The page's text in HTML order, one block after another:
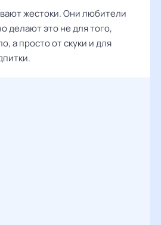
жестоки. Они любители
делают это не для того,
а просто от скуки и для